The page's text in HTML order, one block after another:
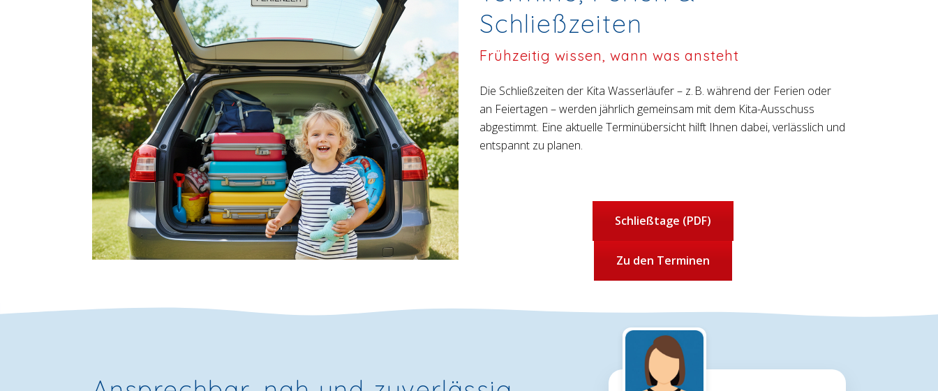
Schließzeiten
Frühzeitig wissen, wann was ansteht
Die Schließzeiten der Kita Wasserläufer – z. B. während der Ferien oder
an Feiertagen – werden jährlich gemeinsam mit dem Kita-Ausschuss
abgestimmt. Eine aktuelle Terminübersicht hilft Ihnen dabei, verlässlich und
entspannt zu planen.
Schließtage (PDF)
Zu den Terminen